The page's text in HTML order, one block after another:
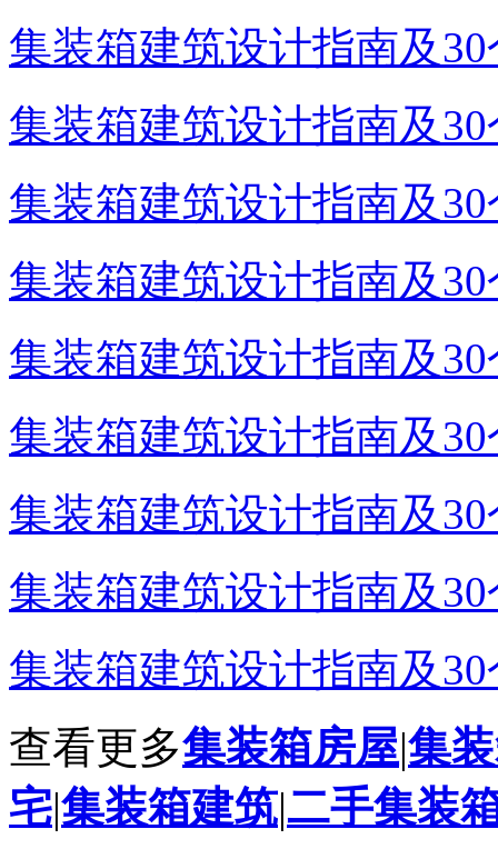
集装箱建筑设计指南及
集装箱建筑设计指南及
集装箱建筑设计指南及
集装箱建筑设计指南及
集装箱建筑设计指南及
集装箱建筑设计指南及
集装箱建筑设计指南及
集装箱建筑设计指南及
集装箱建筑设计指南及
查看更多集装箱房屋|集
宅|集装箱建筑|二手集装